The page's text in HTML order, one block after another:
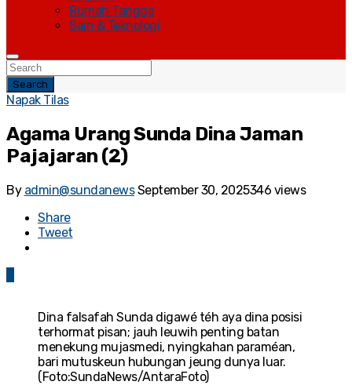
Rumah Tangga
Sain & Teknologi
Search
Napak Tilas
Agama Urang Sunda Dina Jaman
Pajajaran (2)
By admin@sundanews September 30, 2025346 views
Share
Tweet
Dina falsafah Sunda digawé téh aya dina posisi
terhormat pisan; jauh leuwih penting batan
menekung mujasmedi, nyingkahan paraméan,
bari mutuskeun hubungan jeung dunya luar.
(Foto:SundaNews/AntaraFoto)